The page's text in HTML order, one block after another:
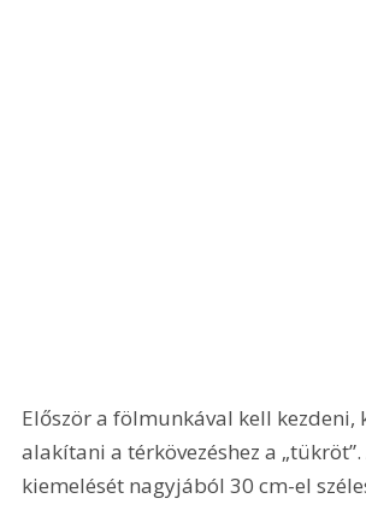
Először a fölmunkával kell kezdeni,
alakítani a térkövezéshez a
kiemelését nagyjából 30 cm-el